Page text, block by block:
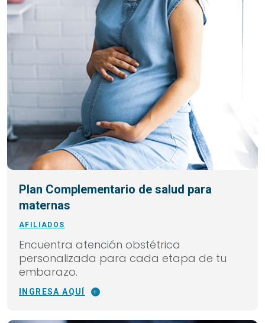
Plan Complementario de salud para
maternas
AFILIADOS
Encuentra atención obstétrica
personalizada para cada etapa de tu
embarazo.
INGRESA AQUÍ